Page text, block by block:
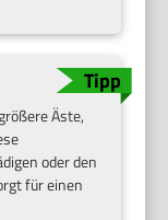
Äste,
oder den
für einen